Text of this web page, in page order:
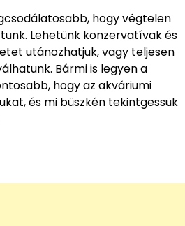
hogy végtelen
Lehetünk konzervatívak és
utánozhatjuk, vagy teljesen
Bármi is legyen a
hogy az akváriumi
és mi büszkén tekintgessük